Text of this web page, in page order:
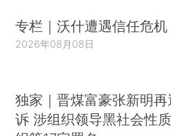
专栏｜沃什遭遇信任危机
2026年08月08日
独家｜晋煤富豪张新明再
诉 涉组织领导黑社会性